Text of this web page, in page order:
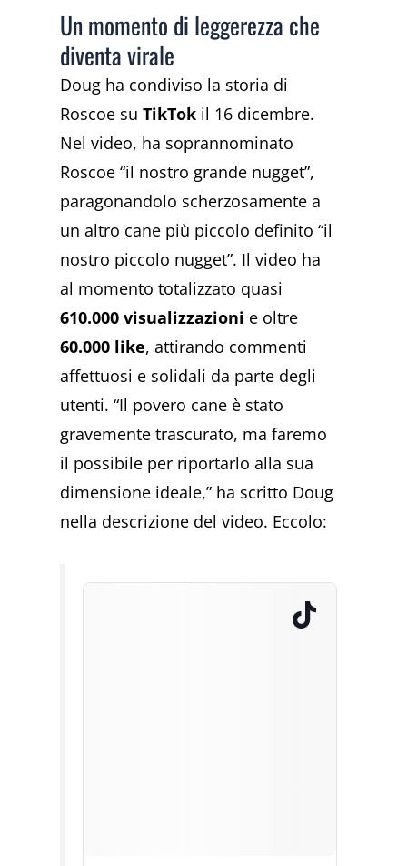
Un momento di leggerezza che
diventa virale
Doug ha condiviso la storia di
Roscoe suTikTok il 16 dicembre.
Nel video, ha soprannominato
Roscoe “il nostro grande nugget”,
paragonandolo scherzosamente a
un altro cane più piccolo definito “il
nostro piccolo nugget”. Il video ha
al momento totalizzato quasi
610.000 visualizzazioni e oltre
60.000 like, attirando commenti
affettuosi e solidali da parte degli
utenti. “Il povero cane è stato
gravemente trascurato, ma faremo
il possibile per riportarlo alla sua
dimensione ideale,” ha scritto Doug
nella descrizione del video. Eccolo: